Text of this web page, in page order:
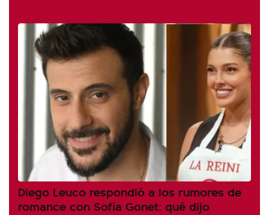
Diego Leuco respondió a los rumores de
romance con Sofía Gonet: qué dijo